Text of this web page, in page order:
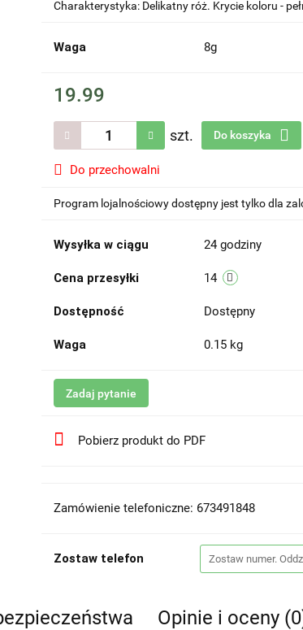
Charakterystyka: Delikatny róż. Krycie koloru -
Waga 8g
19.99
szt. Do koszyka
Do przechowalni
Program lojalnościowy dostępny jest tylko dla
Wysyłka w ciągu 24 godziny
Cena przesyłki 14
Dostępność Dostępny
Waga 0.15 kg
Zadaj pytanie
Pobierz produkt do PDF
Zamówienie telefoniczne: 673491848
Zostaw telefon
Opinie i oceny